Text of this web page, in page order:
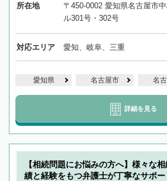
所在地
〒450-0002 愛知県名古屋市
ル301号・302号
対応エリア 愛知、岐阜、三重
愛知県 名古屋市 名
詳細を見る
【相続問題にお悩みの方へ】様々な
績と経験をもつ弁護士が丁寧なサポ